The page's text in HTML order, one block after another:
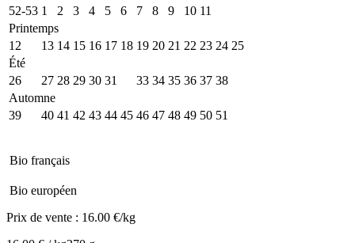
52-53 1 2 3 4 5 6 7 8 9 10 11
Printemps
12
13 14 15 16 17 18 19 20 21 22 23 24 25
Été
26
27 28 29 30 31 33 34 35 36 37 38
Automne
39
40 41 42 43 44 45 46 47 48 49 50 51
Bio français
Bio européen
Prix de vente : 16.00 €/kg